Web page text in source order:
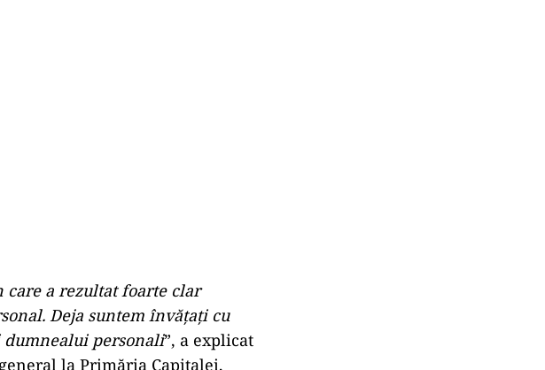
care a rezultat foarte clar
Deja suntem învățați cu
dumnealui personali”, a explicat
la Primăria Capitalei,